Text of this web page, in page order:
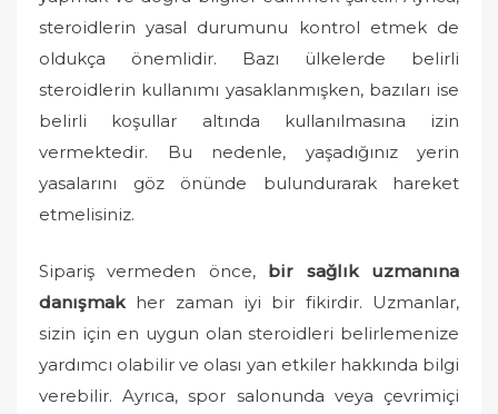
steroidlerin yasal durumunu kontrol etmek de
oldukça önemlidir. Bazı ülkelerde belirli
steroidlerin kullanımı yasaklanmışken, bazıları ise
belirli koşullar altında kullanılmasına izin
vermektedir. Bu nedenle, yaşadığınız yerin
yasalarını göz önünde bulundurarak hareket
etmelisiniz.
Sipariş vermeden önce, bir sağlık uzmanına
danışmak her zaman iyi bir fikirdir. Uzmanlar,
sizin için en uygun olan steroidleri belirlemenize
yardımcı olabilir ve olası yan etkiler hakkında bilgi
verebilir. Ayrıca, spor salonunda veya çevrimiçi